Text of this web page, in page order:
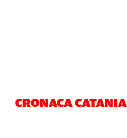
CRONACA CATANIA